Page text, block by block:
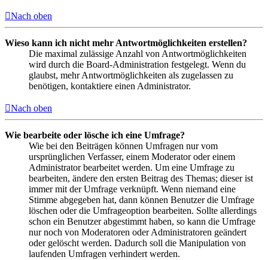
Nach oben
Wieso kann ich nicht mehr Antwortmöglichkeiten erstellen?
Die maximal zulässige Anzahl von Antwortmöglichkeiten
wird durch die Board-Administration festgelegt. Wenn du
glaubst, mehr Antwortmöglichkeiten als zugelassen zu
benötigen, kontaktiere einen Administrator.
Nach oben
Wie bearbeite oder lösche ich eine Umfrage?
Wie bei den Beiträgen können Umfragen nur vom
ursprünglichen Verfasser, einem Moderator oder einem
Administrator bearbeitet werden. Um eine Umfrage zu
bearbeiten, ändere den ersten Beitrag des Themas; dieser ist
immer mit der Umfrage verknüpft. Wenn niemand eine
Stimme abgegeben hat, dann können Benutzer die Umfrage
löschen oder die Umfrageoption bearbeiten. Sollte allerdings
schon ein Benutzer abgestimmt haben, so kann die Umfrage
nur noch von Moderatoren oder Administratoren geändert
oder gelöscht werden. Dadurch soll die Manipulation von
laufenden Umfragen verhindert werden.